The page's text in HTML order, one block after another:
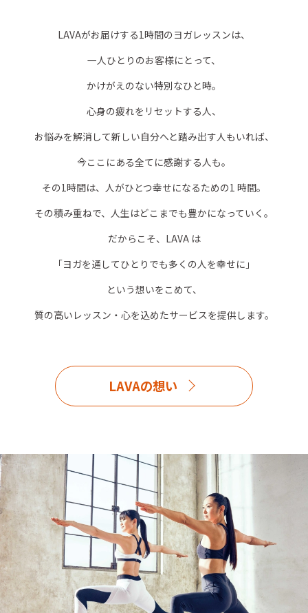
LAVAがお届けする1時間のヨガレッスンは、
一人ひとりのお客様にとって、
かけがえのない特別なひと時。
心身の疲れをリセットする人、
お悩みを解消して新しい自分へと踏み出す人もいれば、
今ここにある全てに感謝する人も。
その1時間は、人がひとつ幸せになるための1 時間。
その積み重ねで、人生はどこまでも豊かになっていく。
だからこそ、LAVA は
「ヨガを通してひとりでも多くの人を幸せに」
という想いをこめて、
質の高いレッスン・心を込めたサービスを提供します。
LAVAの想い